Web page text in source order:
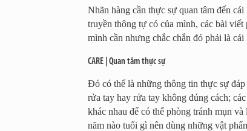
Nhãn hàng cần thực sự quan tâm đến
truyền thông tự có của mình, các bài
mình cần nhưng chắc chắn đó phải là
CARE | Quan tâm thực sự
Đó có thể là những thông tin thực sự
rửa tay hay rửa tay không đúng cách;
khác nhau để có thể phòng tránh mụn
năm nào tuổi gì nên dùng những vật